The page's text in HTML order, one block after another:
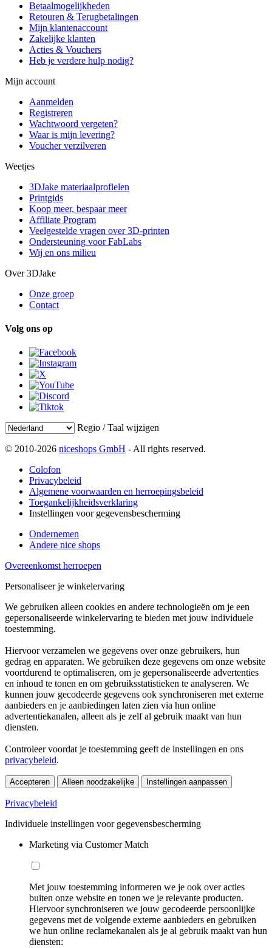
Betaalmogelijkheden
Retouren & Terugbetalingen
Mijn klantenaccount
Zakelijke klanten
Acties & Vouchers
Heb je verdere hulp nodig?
Mijn account
Aanmelden
Registreren
Wachtwoord vergeten?
Waar is mijn levering?
Voucher verzilveren
Weetjes
3DJake materiaalprofielen
Printgids
Koop meer, bespaar meer
Affiliate Program
Veelgestelde vragen over 3D-printen
Ondersteuning voor FabLabs
Wij en ons milieu
Over 3DJake
Onze groep
Contact
Volg ons op
Regio / Taal wijzigen
© 2010-2026 niceshops GmbH - All rights reserved.
Colofon
Privacybeleid
Algemene voorwaarden en herroepingsbeleid
Toegankelijkheidsverklaring
Instellingen voor gegevensbescherming
Ondernemen
Andere nice shops
Overeenkomst herroepen
Personaliseer je winkelervaring
We gebruiken alleen cookies en andere technologieën om je een
gepersonaliseerde winkelervaring te bieden met jouw individuele
toestemming.
Hiervoor verzamelen we gegevens over onze gebruikers, hun
gedrag en apparaten. We gebruiken deze gegevens om onze website
voortdurend te optimaliseren, om je gepersonaliseerde advertenties
en inhoud te tonen en om gebruiksstatistieken te analyseren. We
kunnen jouw gecodeerde gegevens ook synchroniseren met externe
aanbieders en je aanbiedingen laten zien via hun online
advertentiekanalen, alleen als je zelf al gebruik maakt van hun
diensten.
Controleer voordat je toestemming geeft de instellingen en ons
privacybeleid.
Accepteren Alleen noodzakelijke Instellingen aanpassen
Privacybeleid
Individuele instellingen voor gegevensbescherming
Marketing via Customer Match
Met jouw toestemming informeren we je ook over acties
buiten onze website en tonen we je relevante producten.
Hiervoor synchroniseren we jouw gecodeerde persoonlijke
gegevens met de volgende externe aanbieders en gebruiken
we hun online reclamekanalen als je al gebruik maakt van hun
diensten: